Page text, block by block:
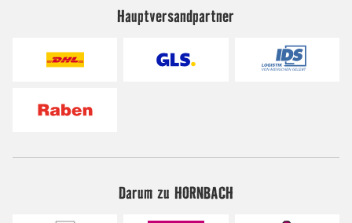
Hauptversandpartner
Darum zu HORNBACH